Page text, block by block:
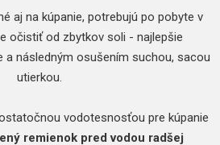
aj na kúpanie, potrebujú po pobyte v
očistiť od zbytkov soli - najlepšie
a následným osušením suchou, sacou
utierkou.
vodotesnosťou pre kúpanie
remienok pred vodou radšej